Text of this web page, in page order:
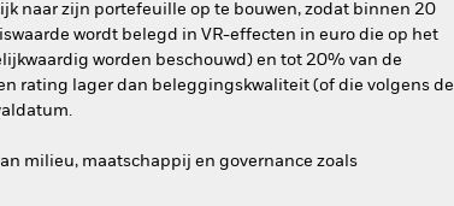
naar zijn portefeuille op te bouwen, zodat binnen 20
wordt belegd in VR-effecten in euro die op het
worden beschouwd) en tot 20% van de
rating lager dan beleggingskwaliteit (of die volgens de
milieu, maatschappij en governance zoals